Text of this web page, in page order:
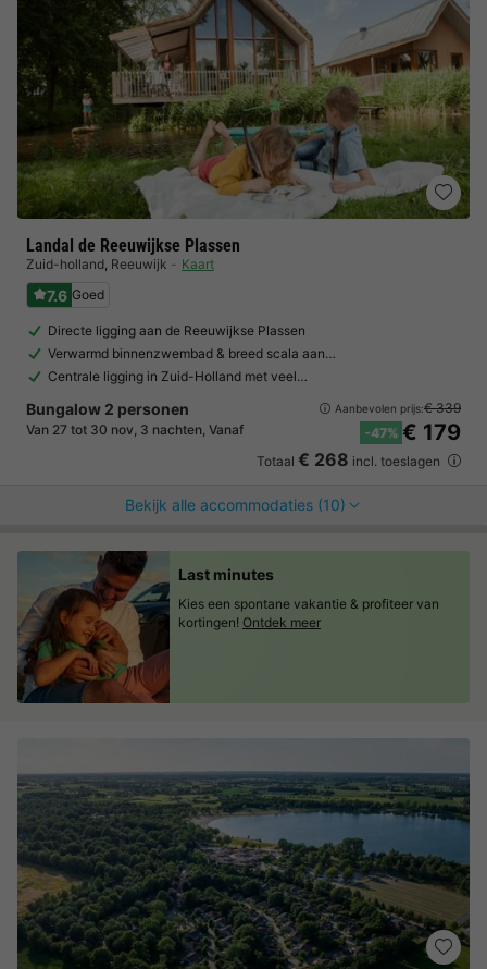
Landal de Reeuwijkse Plassen
Zuid-holland, Reeuwijk Kaart
7.6 Goed
Directe ligging aan de Reeuwijkse Plassen
Verwarmd binnenzwembad & breed scala aan…
Centrale ligging in Zuid-Holland met veel…
Bungalow 2 personen
Van 27 tot 30 nov, 3 nachten, Vanaf
Aanbevolen prijs:€ 339
-47% € 179
Totaal € 268 incl. toeslagen
Bekijk alle accommodaties (10)
Last minutes
Kies een spontane vakantie & profiteer van
kortingen! Ontdek meer